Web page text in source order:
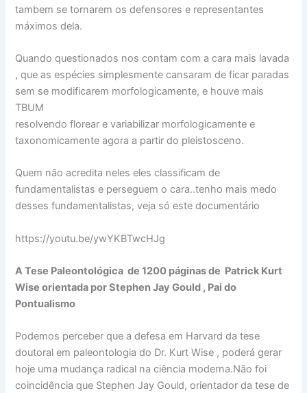
tambem se tornarem os defensores e representantes
máximos dela.
Quando questionados nos contam com a cara mais lavada
, que as espécies simplesmente cansaram de ficar paradas
sem se modificarem morfologicamente, e houve mais
TBUM
resolvendo florear e variabilizar morfologicamente e
taxonomicamente agora a partir do pleistosceno.
Quem não acredita neles eles classificam de
fundamentalistas e perseguem o cara..tenho mais medo
desses fundamentalistas, veja só este documentário
https://youtu.be/ywYKBTwcHJg
A Tese Paleontológica de 1200 páginas de Patrick Kurt
Wise orientada por Stephen Jay Gould , Pai do
Pontualismo
Podemos perceber que a defesa em Harvard da tese
doutoral em paleontologia do Dr. Kurt Wise , poderá gerar
hoje uma mudança radical na ciência moderna.Não foi
coincidência que Stephen Jay Gould, orientador da tese de